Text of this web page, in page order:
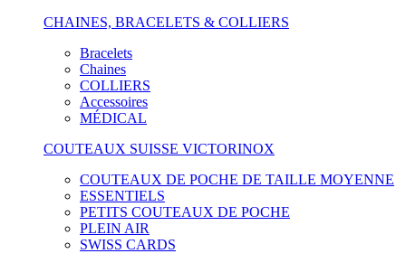
CHAINES, BRACELETS & COLLIERS
Bracelets
Chaines
COLLIERS
Accessoires
MÉDICAL
COUTEAUX SUISSE VICTORINOX
COUTEAUX DE POCHE DE TAILLE MOYENNE
ESSENTIELS
PETITS COUTEAUX DE POCHE
PLEIN AIR
SWISS CARDS